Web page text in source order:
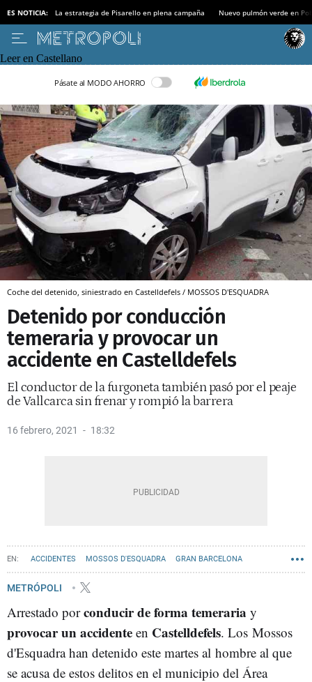
ES NOTICIA: La estrategia de Pisarello en plena campaña Nuevo pulmón verde en
Leer en Castellano
Pásate al MODO AHORRO
Coche del detenido, siniestrado en Castelldefels / MOSSOS D'ESQUADRA
Detenido por conducción
temeraria y provocar un
accidente en Castelldefels
El conductor de la furgoneta también pasó por el peaje
de Vallcarca sin frenar y rompió la barrera
16 febrero, 2021 18:32
ACCIDENTES MOSSOS D'ESQUADRA GRAN BARCELONA
METRÓPOLI
Arrestado porconducir de forma temeraria y
provocar un accidente en Castelldefels. Los Mossos
d'Esquadra han detenido este martes al hombre al que
se acusa de estos delitos en el municipio del Área